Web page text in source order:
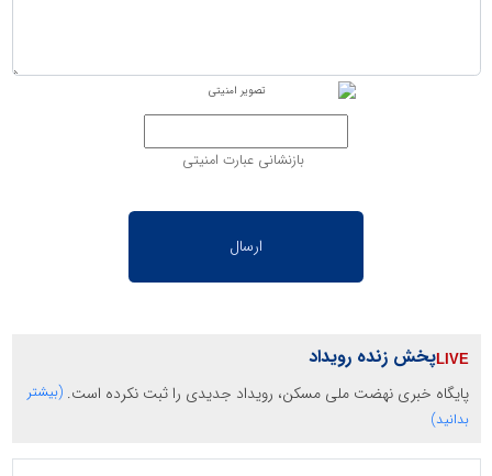
بازنشانی عبارت امنیتی
پخش زنده رویداد
پایگاه خبری نهضت ملی مسکن، رویداد جدیدی را ثبت نکرده است. (بیشتر
بدانید)